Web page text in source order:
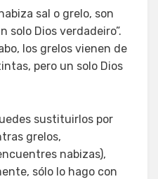
sal o grelo, son
solo Dios verdadeiro”.
los grelos vienen de
pero un solo Dios
sustituirlos por
grelos,
nabizas),
sólo lo hago con